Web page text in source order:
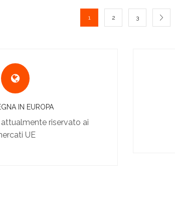
1 2 3
IN EUROPA
riservato ai
UE